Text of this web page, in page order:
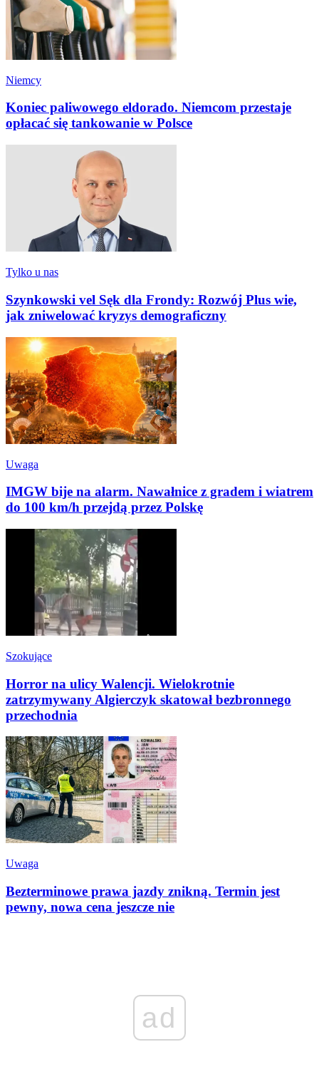
Niemcy
Koniec paliwowego eldorado. Niemcom przestaje
opłacać się tankowanie w Polsce
Tylko u nas
Szynkowski vel Sęk dla Frondy: Rozwój Plus wie,
jak zniwelować kryzys demograficzny
Uwaga
IMGW bije na alarm. Nawałnice z gradem i wiatrem
do 100 km/h przejdą przez Polskę
Szokujące
Horror na ulicy Walencji. Wielokrotnie
zatrzymywany Algierczyk skatował bezbronnego
przechodnia
Uwaga
Bezterminowe prawa jazdy znikną. Termin jest
pewny, nowa cena jeszcze nie
ad